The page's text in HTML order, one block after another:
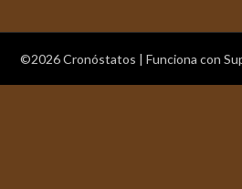
©2026 Cronóstatos | Funciona con